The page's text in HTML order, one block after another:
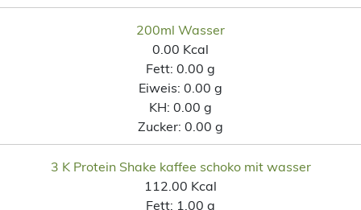
200ml Wasser
0.00 Kcal
Fett: 0.00 g
Eiweis: 0.00 g
KH: 0.00 g
Zucker: 0.00 g
3 K Protein Shake kaffee schoko mit wasser
112.00 Kcal
Fett: 1.00 g